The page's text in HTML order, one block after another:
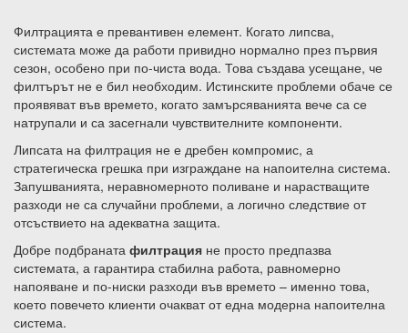
Филтрацията е превантивен елемент. Когато липсва,
системата може да работи привидно нормално през първия
сезон, особено при по-чиста вода. Това създава усещане, че
филтърът не е бил необходим. Истинските проблеми обаче се
проявяват във времето, когато замърсяванията вече са се
натрупали и са засегнали чувствителните компоненти.
Липсата на филтрация не е дребен компромис, а
стратегическа грешка при изграждане на напоителна система.
Запушванията, неравномерното поливане и нарастващите
разходи не са случайни проблеми, а логично следствие от
отсъствието на адекватна защита.
Добре подбраната филтрация не просто предпазва
системата, а гарантира стабилна работа, равномерно
напояване и по-ниски разходи във времето – именно това,
което повечето клиенти очакват от една модерна напоителна
система.